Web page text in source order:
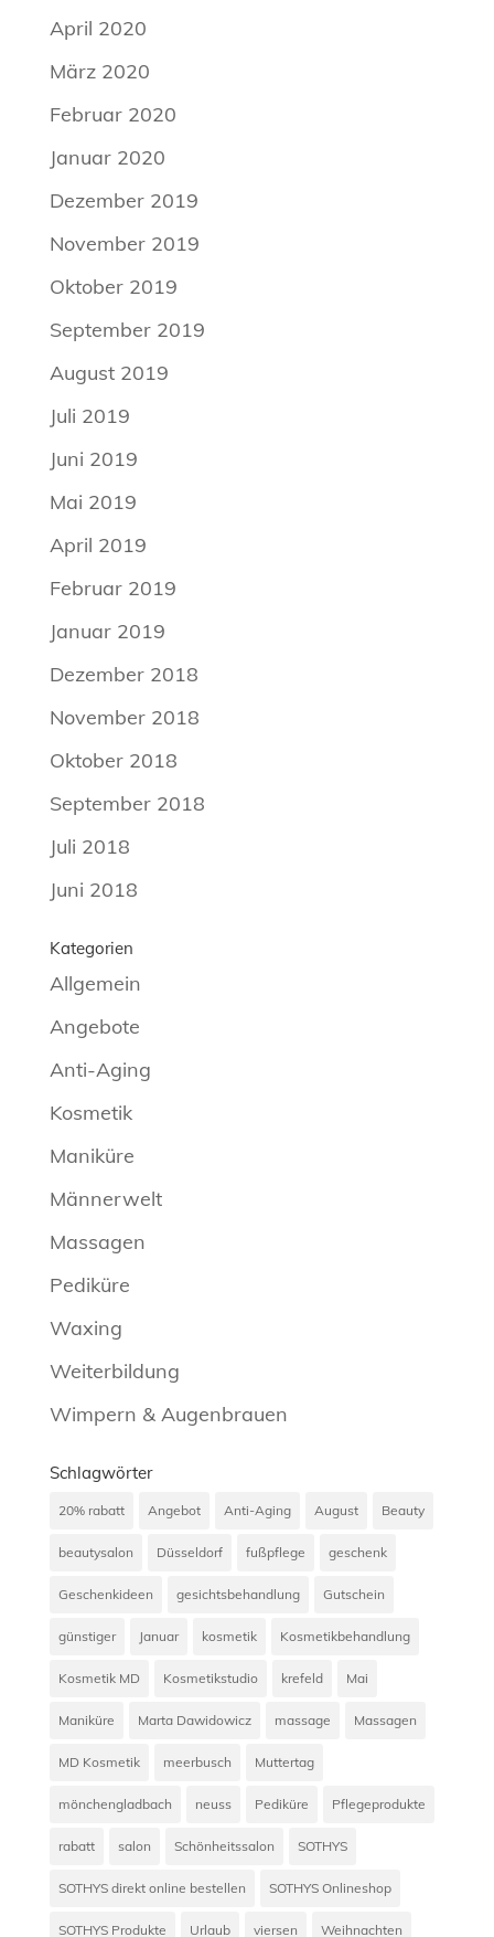
April 2020
März 2020
Februar 2020
Januar 2020
Dezember 2019
November 2019
Oktober 2019
September 2019
August 2019
Juli 2019
Juni 2019
Mai 2019
April 2019
Februar 2019
Januar 2019
Dezember 2018
November 2018
Oktober 2018
September 2018
Juli 2018
Juni 2018
Kategorien
Allgemein
Angebote
Anti-Aging
Kosmetik
Maniküre
Männerwelt
Massagen
Pediküre
Waxing
Weiterbildung
Wimpern & Augenbrauen
Schlagwörter
20% rabatt Angebot Anti-Aging August Beauty
beautysalon Düsseldorf fußpflege geschenk
Geschenkideen gesichtsbehandlung Gutschein
günstiger Januar kosmetik Kosmetikbehandlung
Kosmetik MD Kosmetikstudio krefeld Mai
Maniküre Marta Dawidowicz massage Massagen
MD Kosmetik meerbusch Muttertag
mönchengladbach neuss Pediküre Pflegeprodukte
rabatt salon Schönheitssalon SOTHYS
SOTHYS direkt online bestellen SOTHYS Onlineshop
SOTHYS Produkte Urlaub viersen Weihnachten